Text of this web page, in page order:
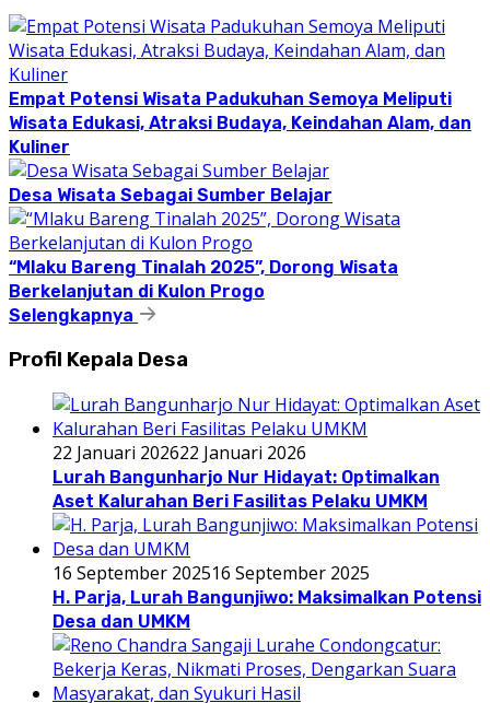
Empat Potensi Wisata Padukuhan Semoya Meliputi
Wisata Edukasi, Atraksi Budaya, Keindahan Alam, dan
Kuliner
Desa Wisata Sebagai Sumber Belajar
“Mlaku Bareng Tinalah 2025”, Dorong Wisata
Berkelanjutan di Kulon Progo
Selengkapnya
Profil Kepala Desa
22 Januari 202622 Januari 2026
Lurah Bangunharjo Nur Hidayat: Optimalkan
Aset Kalurahan Beri Fasilitas Pelaku UMKM
16 September 202516 September 2025
H. Parja, Lurah Bangunjiwo: Maksimalkan Potensi
Desa dan UMKM